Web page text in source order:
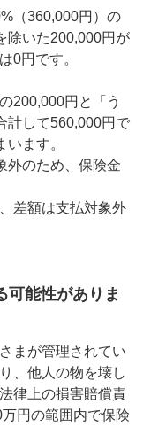
（360,000円）の
除いた200,000円が
0円です。
200,000円と「う
計して560,000円で
ます。
外のため、保険金
差額は支払対象外
可能性がありま
まが管理されてい
、他人の物を壊し
律上の損害賠償責
円の範囲内で保険